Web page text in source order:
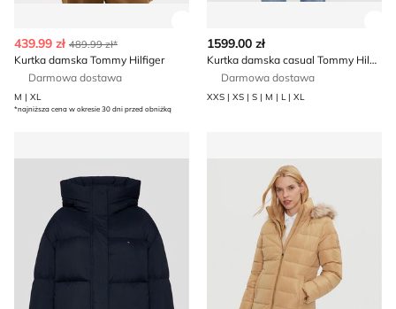
439.99 zł 489.99 zł*
Kurtka damska Tommy Hilfiger
Darmowa dostawa
M | XL
*najniższa cena w okresie 30 dni przed obniżką
1599.00 zł
Kurtka damska casual Tommy Hilfiger
Darmowa dostawa
XXS | XS | S | M | L | XL